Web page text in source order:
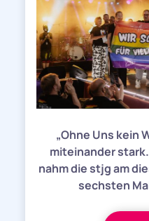
„Ohne Uns kein
miteinander
nahm die stjg am
sechsten